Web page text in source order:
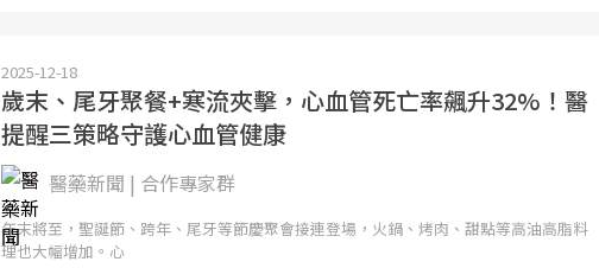
2025-12-18
歲末、尾牙聚餐+寒流夾擊，心血管死亡率飆升32%！醫
提醒三策略守護心血管健康
醫藥新聞 | 合作專家群
年末將至，聖誕節、跨年、尾牙等節慶聚會接連登場，火鍋、烤肉、甜點等高油高脂料
理也大幅增加。心